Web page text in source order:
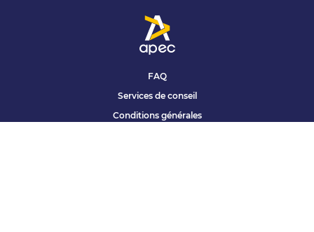
FAQ
Services de conseil
Conditions générales